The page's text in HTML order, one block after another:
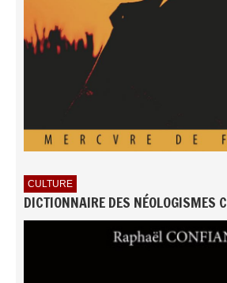
CULTURE
DICTIONNAIRE DES NÉOLOGISMES